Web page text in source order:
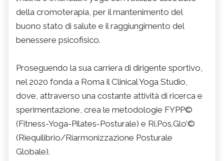
della cromoterapia, per il mantenimento del
buono stato di salute e il raggiungimento del
benessere psicofisico.
Proseguendo la sua carriera di dirigente sportivo,
nel 2020 fonda a Roma il Clinical Yoga Studio,
dove, attraverso una costante attività di ricerca e
sperimentazione, crea le metodologie FYPP©
(Fitness-Yoga-Pilates-Posturale) e Ri.Pos.Glo’©
(Riequilibrio/Riarmonizzazione Posturale
Globale).